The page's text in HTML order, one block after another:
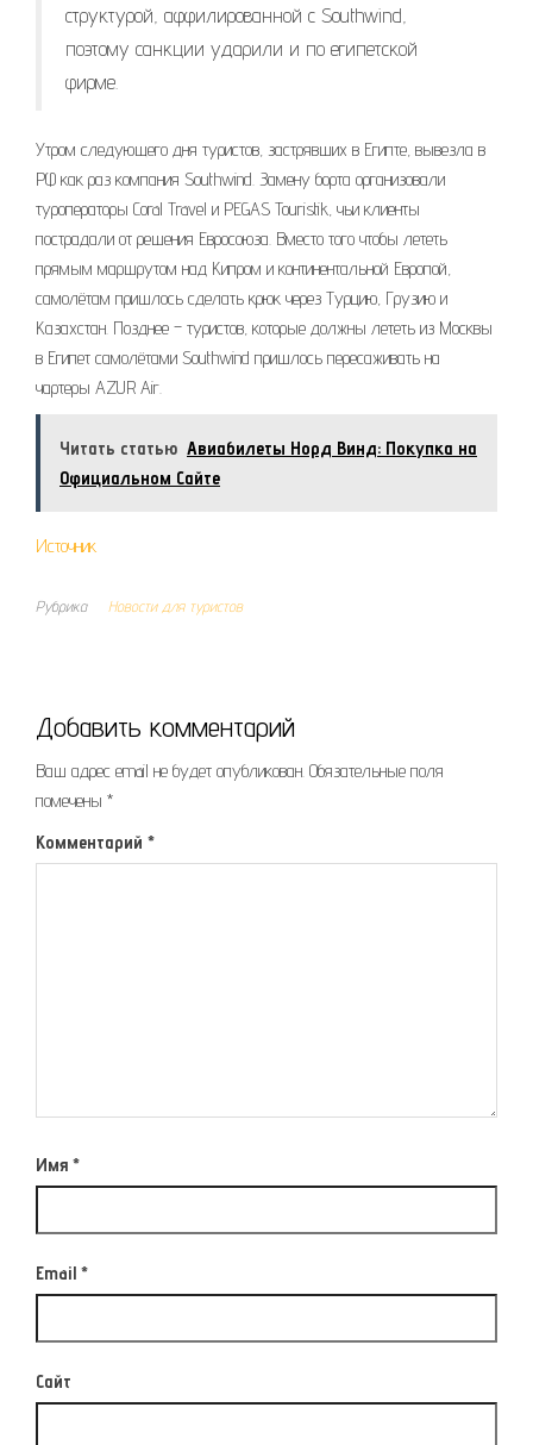
структурой, аффилированной с Southwind,
поэтому санкции ударили и по египетской
фирме.
Утром следующего дня туристов, застрявших в Египте, вывезла в
РФ как раз компания Southwind. Замену борта организовали
туроператоры Coral Travel и PEGAS Touristik, чьи клиенты
пострадали от решения Евросоюза. Вместо того чтобы лететь
прямым маршрутом над Кипром и континентальной Европой,
самолётам пришлось сделать крюк через Турцию, Грузию и
Казахстан. Позднее – туристов, которые должны лететь из Москвы
в Египет самолётами Southwind пришлось пересаживать на
чартеры AZUR Air.
Читать статью Авиабилеты Норд Винд: Покупка на
Официальном Сайте
Источник
Рубрика Новости для туристов
Добавить комментарий
Ваш адрес email не будет опубликован. Обязательные поля
помечены *
Комментарий *
Имя *
Email *
Сайт